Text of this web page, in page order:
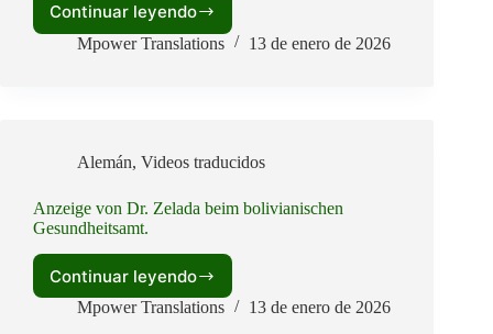
Continuar leyendo
Denuncia
della
della
della
Bolivia.
Mpower Translations 13 de enero de 2026
Alemán, Videos traducidos
Anzeige von Dr. Zelada beim bolivianischen
Gesundheitsamt.
Continuar leyendo
Anzeige
von
Mpower Translations 13 de enero de 2026